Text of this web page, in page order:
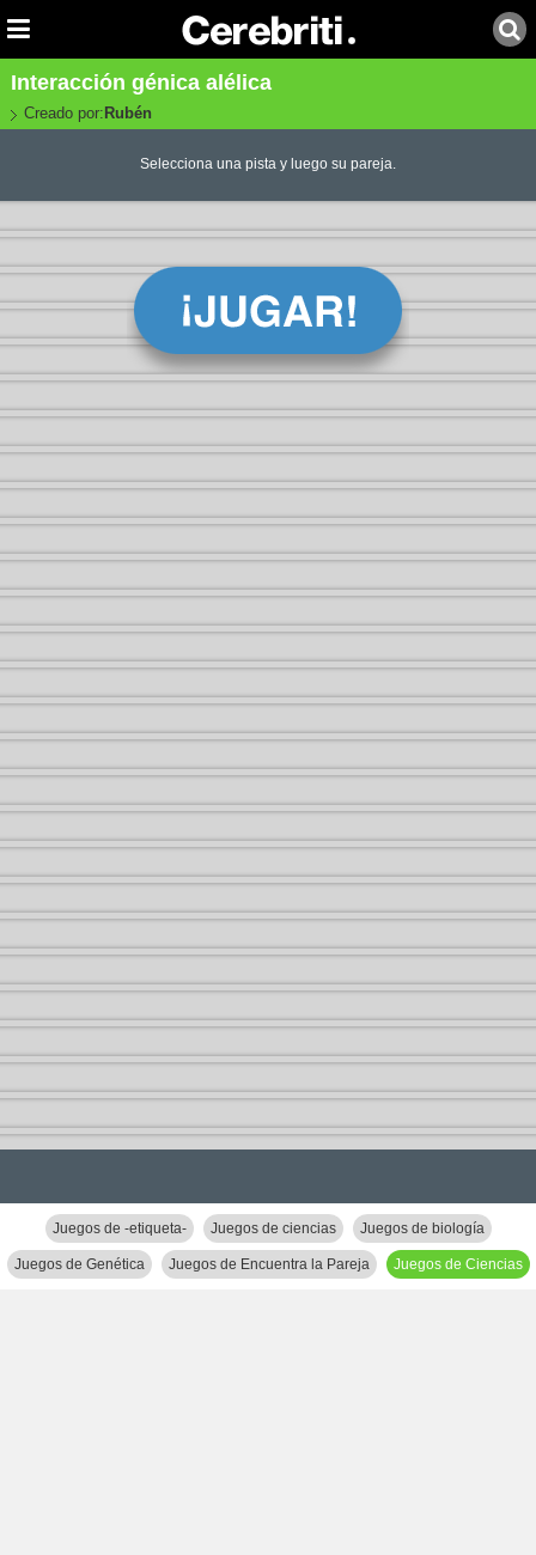
Interacción génica alélica
Creado por: Rubén
Selecciona una pista y luego su pareja.
Juegos de -etiqueta- Juegos de ciencias Juegos de biología
Juegos de Genética Juegos de Encuentra la Pareja Juegos de Ciencias